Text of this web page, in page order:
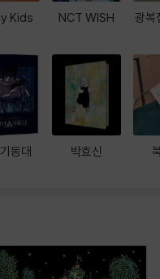
Kids
동대
NCT WISH
박효신
광복